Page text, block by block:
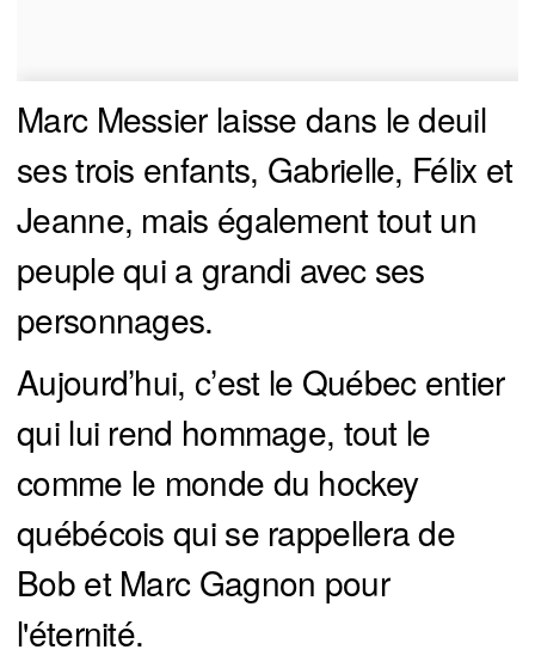
Marc Messier laisse dans le deuil
ses trois enfants, Gabrielle, Félix et
Jeanne, mais également tout un
peuple qui a grandi avec ses
personnages.
Aujourd’hui, c’est le Québec entier
qui lui rend hommage, tout le
comme le monde du hockey
québécois qui se rappellera de
Bob et Marc Gagnon pour
l'éternité.